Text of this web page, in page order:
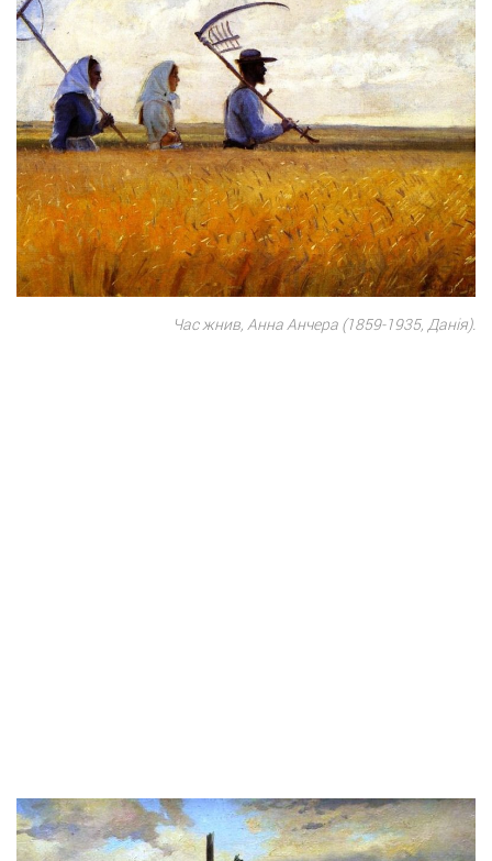
Час жнив, Анна Анчера (1859-1935, Данія).